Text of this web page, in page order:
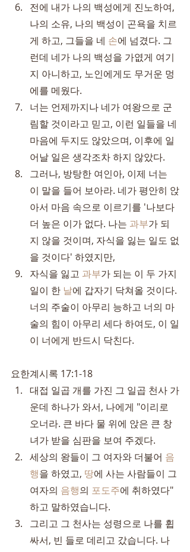
전에 내가 나의 백성에게 진노하여,
나의 소유, 나의 백성이 곤욕을 치르
게 하고, 그들을 네 손에 넘겼다. 그
런데 네가 나의 백성을 가엾게 여기
지 아니하고, 노인에게도 무거운 멍
에를 메웠다.
너는 언제까지나 네가 여왕으로 군
림할 것이라고 믿고, 이런 일들을 네
마음에 두지도 않았으며, 이후에 일
어날 일은 생각조차 하지 않았다.
그러나, 방탕한 여인아, 이제 너는
이 말을 들어 보아라. 네가 평안히 앉
아서 마음 속으로 이르기를 '나보다
더 높은 이가 없다. 나는 과부가 되
지 않을 것이며, 자식을 잃는 일도 없
을 것이다' 하였지만,
자식을 잃고 과부가 되는 이 두 가지
일이 한 날에 갑자기 닥쳐올 것이다.
너의 주술이 아무리 능하고 너의 마
술의 힘이 아무리 세다 하여도, 이 일
이 너에게 반드시 닥친다.
요한계시록 17:1-18
대접 일곱 개를 가진 그 일곱 천사 가
운데 하나가 와서, 나에게 "이리로
오너라. 큰 바다 물 위에 앉은 큰 창
녀가 받을 심판을 보여 주겠다.
세상의 왕들이 그 여자와 더불어 음
행을 하였고, 땅에 사는 사람들이 그
여자의 음행의 포도주에 취하였다"
하고 말하였습니다.
그리고 그 천사는 성령으로 나를 휩
싸서, 빈 들로 데리고 갔습니다. 나